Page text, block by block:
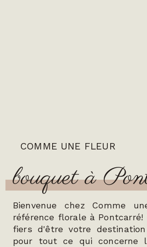
COMME UNE FLEUR
bouquet à
Bienvenue chez Comme
référence florale à Pontcarré!
fiers d'être votre
pour tout ce qui concerne